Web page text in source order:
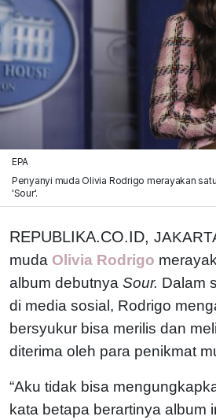
EPA
Penyanyi muda Olivia Rodrigo merayakan
'Sour'.
REPUBLIKA.CO.ID,
muda Olivia Rodrigo
album debutnya Sour. Dalam
di media sosial, Rodrigo
bersyukur bisa merilis dan
diterima oleh para penikmat
“Aku tidak bisa
kata betapa berartinya album